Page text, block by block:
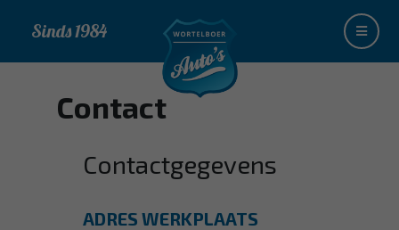
Sinds 1984
Contact
Contactgegevens
ADRES WERKPLAATS